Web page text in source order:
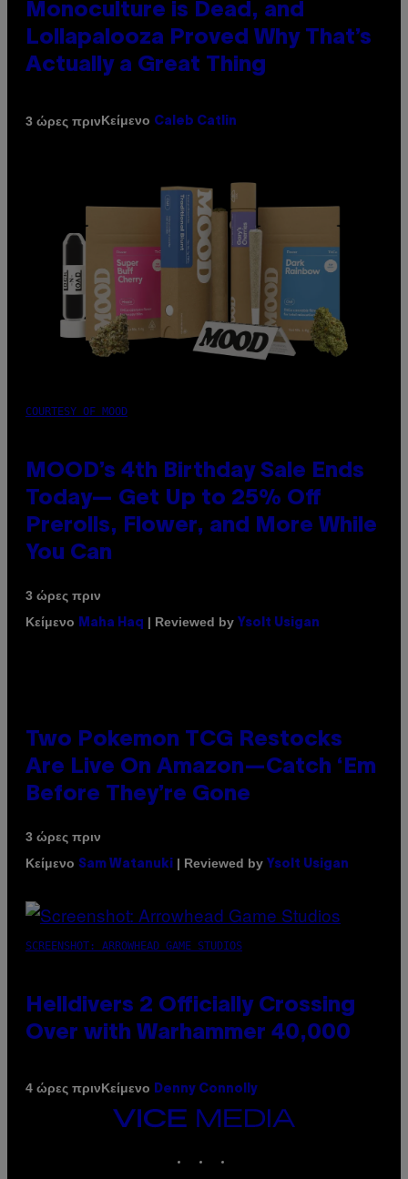
Monoculture is Dead, and
Lollapalooza Proved Why That’s
Actually a Great Thing
3 ώρες πρινΚείμενο Caleb Catlin
COURTESY OF MOOD
MOOD’s 4th Birthday Sale Ends
Today— Get Up to 25% Off
Prerolls, Flower, and More While
You Can
3 ώρες πριν
Κείμενο
Maha Haq | Reviewed by Ysolt Usigan
Two Pokemon TCG Restocks
Are Live On Amazon—Catch ‘Em
Before They’re Gone
3 ώρες πριν
Κείμενο Sam Watanuki | Reviewed by Ysolt Usigan
SCREENSHOT: ARROWHEAD GAME STUDIOS
Helldivers 2 Officially Crossing
Over with Warhammer 40,000
4 ώρες πρινΚείμενο Denny Connolly
VICE
MEDIA